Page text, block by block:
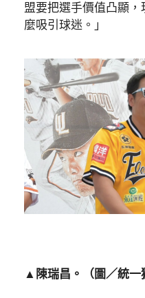
盟要把選手價值凸顯
麼吸引球迷。」
▲陳瑞昌。（圖／統一